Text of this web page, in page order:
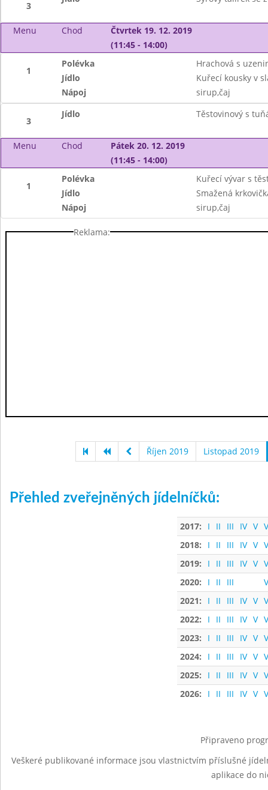
3
Menu Chod
Čtvrtek 19. 12. 2019
(11:45 - 14:00)
1
Polévka
Hrachová s
Jídlo
Kuřecí kousky v
Nápoj
sirup,čaj
3
Jídlo Těstovinový s
Menu Chod
Pátek 20. 12. 2019
(11:45 - 14:00)
1
Polévka
Kuřecí vývar s
Jídlo
Smažená
Nápoj
sirup,čaj
Reklama:
Říjen 2019 Listopad 2019
Přehled zveřejněných jídelníčků:
2017: I II III IV V
2018:
I II III IV V
2019:
I II III IV V
2020:
I II III
2021:
I II III IV V
2022:
I II III IV V
2023:
I II III IV V
2024:
I II III IV V
2025:
I II III IV V
2026:
I II III IV V
Připraveno
Veškeré publikované informace jsou vlastnictvím příslušné
aplikace do